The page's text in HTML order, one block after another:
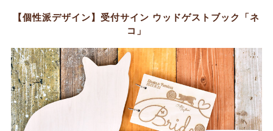
【個性派デザイン】受付サイン ウッドゲストブック「ネ
コ」